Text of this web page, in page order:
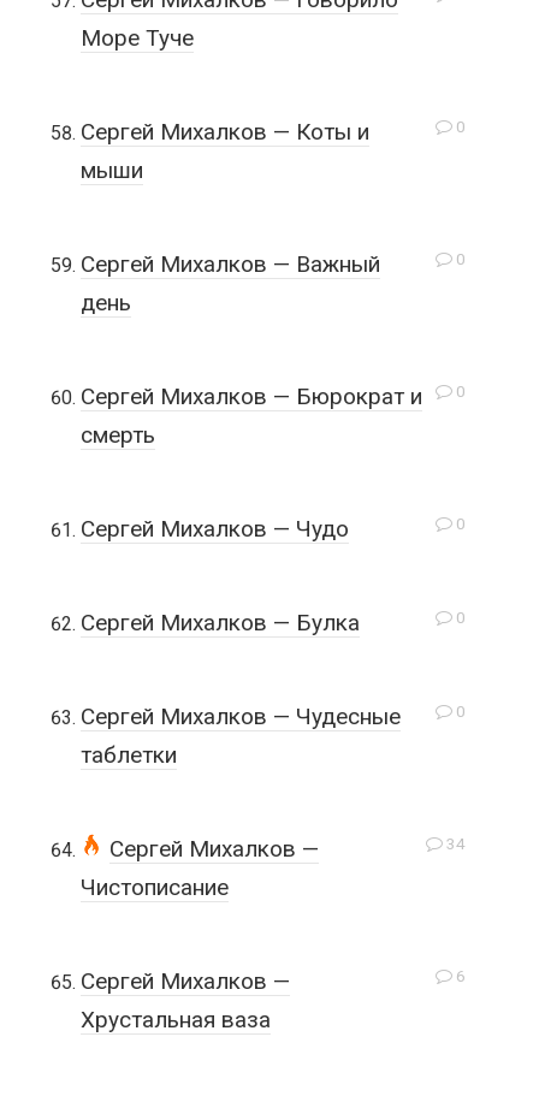
Море Туче
0
Сергей Михалков — Коты и
мыши
0
Сергей Михалков — Важный
день
0
Сергей Михалков — Бюрократ и
смерть
0
Сергей Михалков — Чудо
0
Сергей Михалков — Булка
0
Сергей Михалков — Чудесные
таблетки
34
Сергей Михалков —
Чистописание
6
Сергей Михалков —
Хрустальная ваза